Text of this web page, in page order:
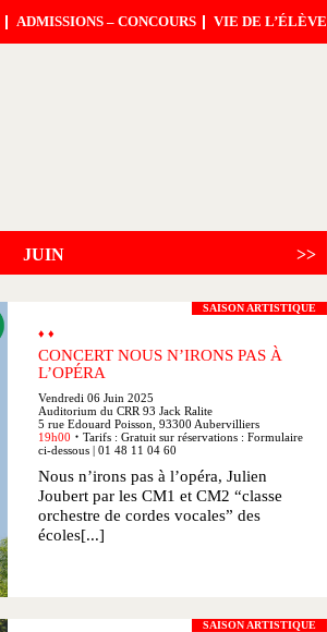
ADMISSIONS – CONCOURS VIE DE L’ÉLÈVE
JUIN >>
SAISON ARTISTIQUE
♦ ♦
CONCERT NOUS N’IRONS PAS À
L’OPÉRA
Vendredi 06 Juin 2025
Auditorium du CRR 93 Jack Ralite
5 rue Edouard Poisson, 93300 Aubervilliers
19h00
●
Tarifs : Gratuit sur réservations : Formulaire
ci-dessous | 01 48 11 04 60
Nous n’irons pas à l’opéra, Julien
Joubert par les CM1 et CM2 “classe
orchestre de cordes vocales” des
écoles[...]
SAISON ARTISTIQUE